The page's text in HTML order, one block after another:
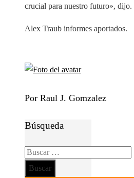
crucial para nuestro futuro», dijo.
Alex Traub informes aportados.
Por Raul J. Gomzalez
Búsqueda
Buscar: